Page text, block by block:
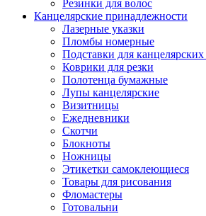
Резинки для волос
Канцелярские принадлежности
Лазерные указки
Пломбы номерные
Подставки для
Коврики для резки
Полотенца бумажные
Лупы канцелярские
Визитницы
Ежедневники
Скотчи
Блокноты
Ножницы
Этикетки самоклеющиеся
Товары для рисования
Фломастеры
Готовальни